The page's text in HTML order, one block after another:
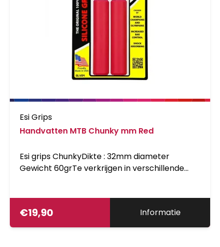
Esi Grips
Handvatten MTB Chunky mm Red
Esi grips ChunkyDikte : 32mm diameter
Gewicht 60grTe verkrijgen in verschillende
€19,90 Informatie